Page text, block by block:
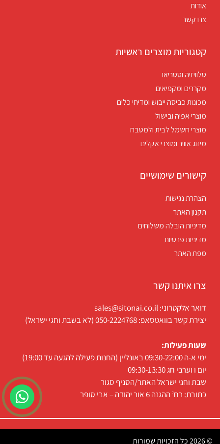
אודות
צרו קשר
קטגוריות מוצרים ראשיות
טלוויזיה וסטריאו
מקררים ומקפיאים
מכונות כביסה ייבוש ומדיחי כלים
מוצרי אפיה ובישול
מוצרי חשמל לבית ולמטבח
מיזוג אוויר ומוצרי אקלים
קישורים שימושיים
הצהרת נגישות
תקנון האתר
מדיניות הובלה משלוחים
מדיניות פרטיות
מפת האתר
צרו איתנו קשר
דואר אלקטרוני: sales@sitonai.co.il
יצירת קשר בוואטסאפ: 050-2224768 (לא בשבת וחגי ישראל)
שעות פעילות:
ימי א-ה 09:30-22:00 באונליין (החנות פעילה להגעה עד 19:00)
יום ו וערבי חג 09:30-13:30
שבת וחגי ישראל האתר/הסניף סגור
כתובת: רח’ ההגנה 6 אור יהודה – אבי סופר
© 2026 כל הזכויות שמורות